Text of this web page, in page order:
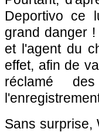
Deportivo ce
grand danger
et l'agent du
effet, afin de
réclamé
Sans surprise,